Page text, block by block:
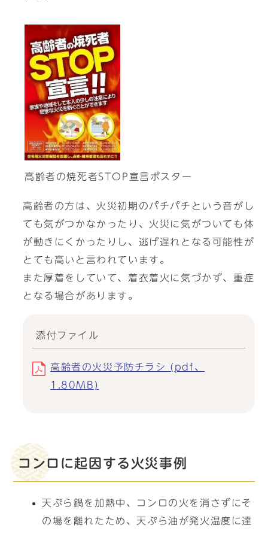
高齢者の焼死者STOP宣言ポスター
高齢者の方は、火災初期のパチパチという音がし
ても気がつかなかったり、火災に気がついても体
が動きにくかったりし、逃げ遅れとなる可能性が
とても高いと言われています。
また厚着をしていて、着衣着火に気づかず、重症
となる場合があります。
添付ファイル
高齢者の火災予防チラシ (pdf、
1.80MB)
コンロに起因する火災事例
天ぷら鍋を加熱中、コンロの火を消さずにそ
の場を離れたため、天ぷら油が発火温度に達